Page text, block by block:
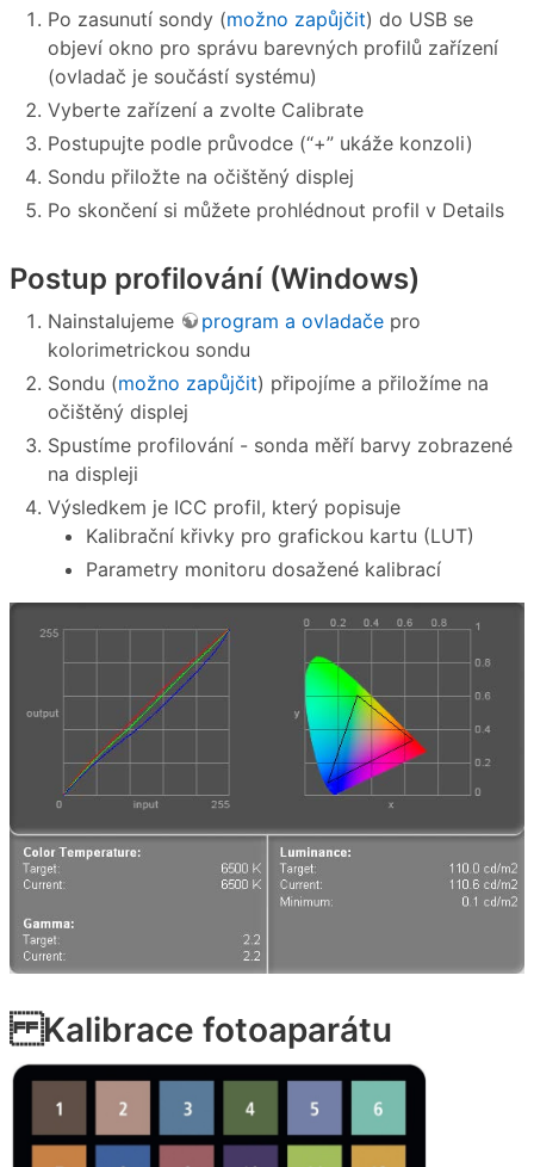
Po zasunutí sondy (možno zapůjčit) do USB se
objeví okno pro správu barevných profilů zařízení
(ovladač je součástí systému)
Vyberte zařízení a zvolte Calibrate
Postupujte podle průvodce (“+” ukáže konzoli)
Sondu přiložte na očištěný displej
Po skončení si můžete prohlédnout profil v Details
Postup profilování (Windows)
Nainstalujeme program a ovladače pro
kolorimetrickou sondu
Sondu (možno zapůjčit) připojíme a přiložíme na
očištěný displej
Spustíme profilování - sonda měří barvy zobrazené
na displeji
Výsledkem je ICC profil, který popisuje
Kalibrační křivky pro grafickou kartu (LUT)
Parametry monitoru dosažené kalibrací
Kalibrace fotoaparátu